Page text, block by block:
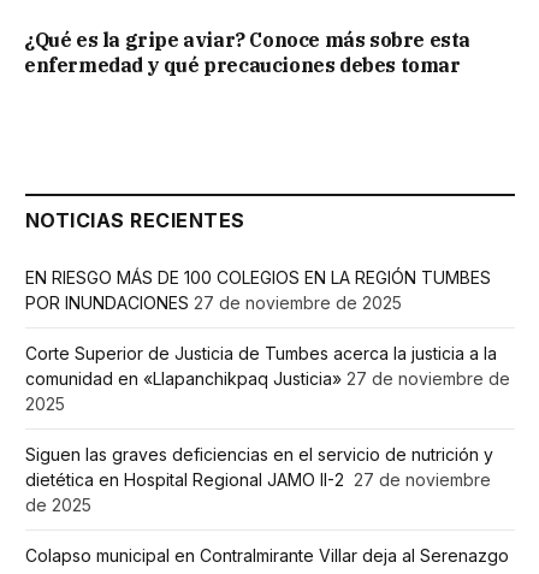
¿Qué es la gripe aviar? Conoce más sobre esta
enfermedad y qué precauciones debes tomar
NOTICIAS RECIENTES
EN RIESGO MÁS DE 100 COLEGIOS EN LA REGIÓN TUMBES
POR INUNDACIONES 27 de noviembre de 2025
Corte Superior de Justicia de Tumbes acerca la justicia a la
comunidad en «Llapanchikpaq Justicia» 27 de noviembre de
2025
Siguen las graves deficiencias en el servicio de nutrición y
dietética en Hospital Regional JAMO II-2 27 de noviembre
de 2025
Colapso municipal en Contralmirante Villar deja al Serenazgo